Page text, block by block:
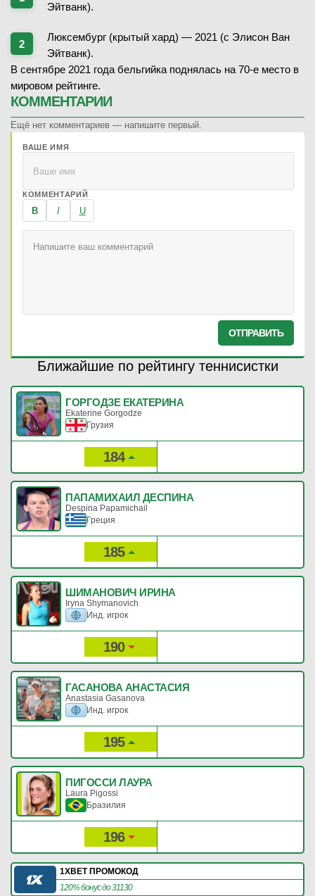
Эйтванк).
Люксембург (крытый хард) — 2021 (с Элисон Ван
Эйтванк).
В сентябре 2021 года бельгийка поднялась на 70-е место в
мировом рейтинге.
КОММЕНТАРИИ
Ещё нет комментариев — напишите первый.
ВАШЕ ИМЯ
КОММЕНТАРИЙ
B I U
ОТПРАВИТЬ
Ближайшие по рейтингу теннисистки
ГОРГОДЗЕ ЕКАТЕРИНА
Ekaterine Gorgodze
Грузия
184
ПАПАМИХАИЛ ДЕСПИНА
Despina Papamichail
Греция
185
ШИМАНОВИЧ ИРИНА
Iryna Shymanovich
Инд. игрок
190
ГАСАНОВА АНАСТАСИЯ
Anastasia Gasanova
Инд. игрок
195
ПИГОССИ ЛАУРА
Laura Pigossi
Бразилия
196
1XBET ПРОМОКОД
120% бонус до 31130